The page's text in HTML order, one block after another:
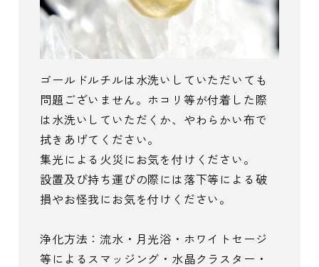
ゴールドルチルは水洗いしていただいても
問題ございません。ホコリ等が付着した際
は水洗いしていただくか、やわらかい布で
拭きあげてください。
集光による火災にお気を付けください。
設置及び持ち運びの際には落下等による破
損やお怪我にお気を付けください。
浄化方法：流水・月光浴・ホワイトセージ
等によるスマッジング・水晶クラスター・